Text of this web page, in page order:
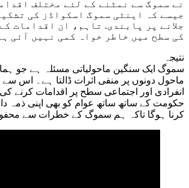
نے سموگ سے نمٹنے کے لئے مختلف
جیسے کہ اینٹی سموگ اسکواڈز کی
جلانے پر پابندی. تاہم، ان اقدامات
کی سطح میں خاطر خواہ کمی نہیں آئی
نتیجہ
سموگ ایک سنگین ماحولیاتی مسئلہ ہے جو
ماحول دونوں پر منفی اثرات ڈالتا ہے۔ اس سے
انفرادی اور اجتماعی سطح پر اقدامات کرنے
حکومت کے ساتھ ساتھ عوام کو بھی اپنی ذمہ
کرنا ہوگا تاکہ ہم سموگ کے خطرات سے